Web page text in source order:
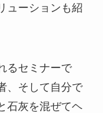
ューションも紹
るセミナーで
そして自分で
石灰を混ぜてヘ